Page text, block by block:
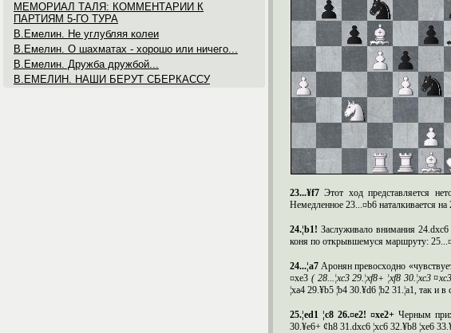
МЕМОРИАЛ ТАЛЯ: КОММЕНТАРИИ К
ПАРТИЯМ 5-ГО ТУРА
В.Емелин. Не углубляя колеи
В.Емелин. О шахматах - хорошо или ничего...
В.Емелин. Дружба дружбой...
В.ЕМЕЛИН. НАШИ БЕРУТ СБЕРКАССУ
23...¥f7 Этот ход представляется
Немедленное 23...¤b6 наталкивается на
24.¦b1! Заслуживало внимания 24.dxc6
коня по открывшемуся маршруту:
24...¦a7Аронян превосходно
¤xe3 ( 28...¦xc3 29.¦xf8+ ¦xf8 30.¦xc3 ¤xc
¦xa4 29.¥b5 ¦b4 30.¥d6 ¦b2 31.¦a1, так и в
25.¦ed1 ¦c8 26.¤e2! ¤xe2+ Черным
30.¥e6+ ¢h8 31.dxc6 ¦xc6 32.¥b8 ¦xe6